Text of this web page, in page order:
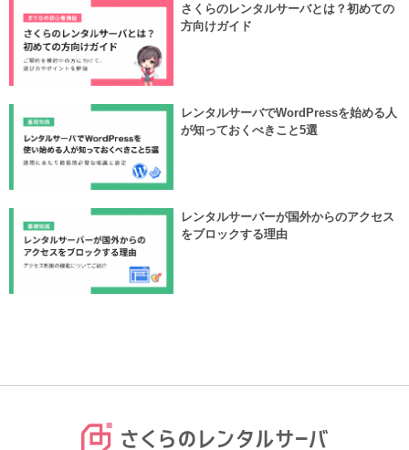
さくらのレンタルサーバとは？初めての
方向けガイド
レンタルサーバでWordPressを始める人
が知っておくべきこと5選
レンタルサーバーが国外からのアクセス
をブロックする理由